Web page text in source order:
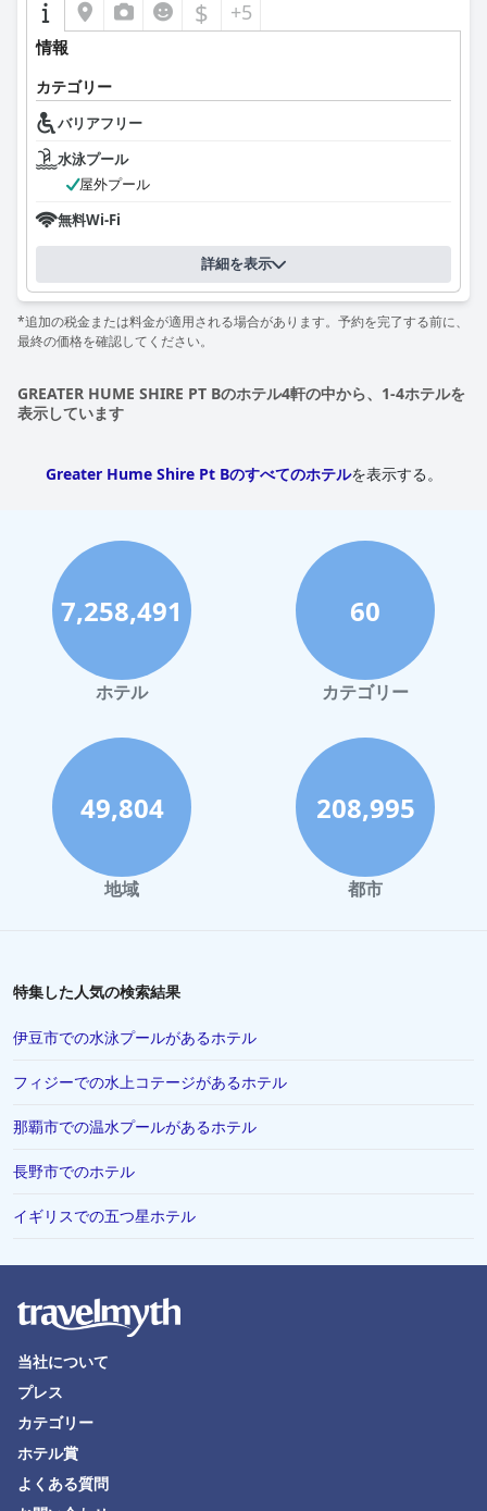
$ +5
情報
カテゴリー
バリアフリー
水泳プール
屋外プール
無料Wi-Fi
詳細を表示
*追加の税金または料金が適用される場合があります。予約を完了する前に、
最終の価格を確認してください。
GREATER HUME SHIRE PT Bのホテル4軒の中から、1-4ホテルを
表示しています
Greater Hume Shire Pt Bのすべてのホテルを表示する。
7,258,491
ホテル
60
カテゴリー
49,804
地域
208,995
都市
特集した人気の検索結果
伊豆市での水泳プールがあるホテル
フィジーでの水上コテージがあるホテル
那覇市での温水プールがあるホテル
長野市でのホテル
イギリスでの五つ星ホテル
当社について
プレス
カテゴリー
ホテル賞
よくある質問